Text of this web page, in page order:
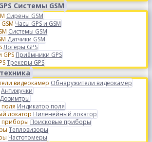
Системы GSM
Сирены GSM
Часы GPS и GSM
Системы GSM
Датчики GSM
Логеры GPS
Приёмники GPS
Трекеры GPS
Обнаружители видеокамер
Антижучки
Дозимтры
Индикатор поля
Ниленейный локатор
Поисковые приборы
Тепловизоры
Частотомеры